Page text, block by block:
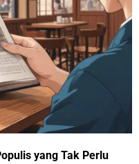
yang Tak Perlu